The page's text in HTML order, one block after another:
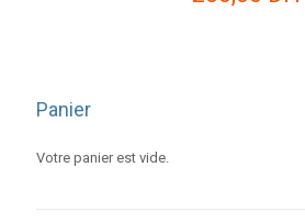
Panier
Votre panier est vide.